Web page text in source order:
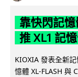
靠快閃記
推 XL1 記
KIOXIA 發表全新
憶體 XL-FLASH 與